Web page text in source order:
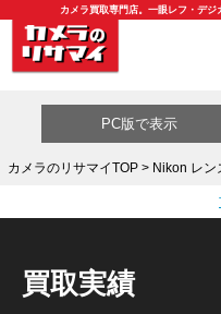
カメラ買取専門店。一眼レフ・デ
買取カテゴリ一覧
PC版で表示
カメラのリサマイTOP> Nikon レン
買取実績